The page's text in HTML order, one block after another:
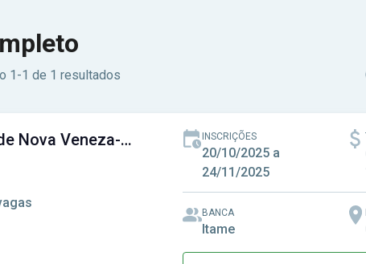
1-1 de 1 resultados
Prefeitura de Nova Veneza-GO - Prefeitura Municipal de Nova Veneza-GO INSCRIÇÕES
20/10/2025 a
24/11/2025
BANCA
Itame